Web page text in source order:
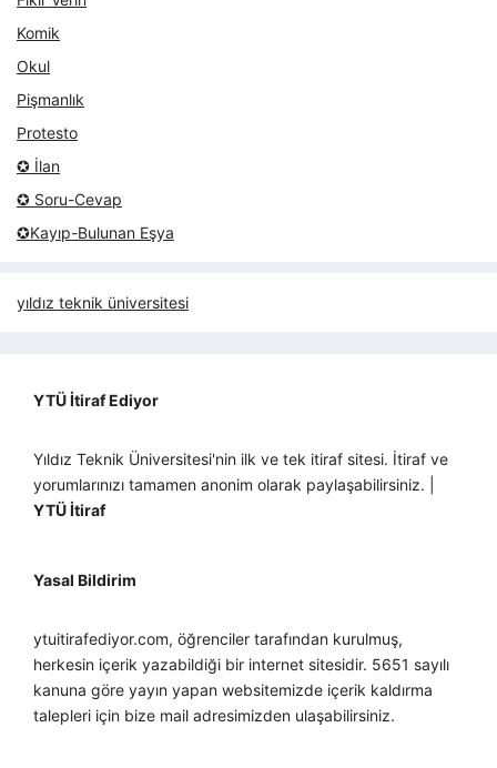
Komik
Okul
Pişmanlık
Protesto
✪ İlan
✪ Soru-Cevap
✪Kayıp-Bulunan Eşya
yıldız teknik üniversitesi
YTÜ İtiraf Ediyor
Yıldız Teknik Üniversitesi'nin ilk ve tek itiraf sitesi. İtiraf ve
yorumlarınızı tamamen anonim olarak paylaşabilirsiniz. |
YTÜ İtiraf
Yasal Bildirim
ytuitirafediyor.com, öğrenciler tarafından kurulmuş,
herkesin içerik yazabildiği bir internet sitesidir. 5651 sayılı
kanuna göre yayın yapan websitemizde içerik kaldırma
talepleri için bize mail adresimizden ulaşabilirsiniz.